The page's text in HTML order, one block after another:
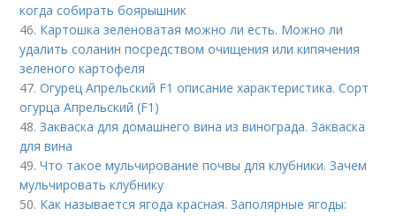
когда собирать боярышник
46. Картошка зеленоватая можно ли есть. Можно ли
удалить соланин посредством очищения или кипячения
зеленого картофеля
47.Огурец Апрельский F1 описание характеристика. Сорт
огурца Апрельский (F1)
48.Закваска для домашнего вина из винограда. Закваска
для вина
49.Что такое мульчирование почвы для клубники. Зачем
мульчировать клубнику
50. Как называется ягода красная. Заполярные ягоды: